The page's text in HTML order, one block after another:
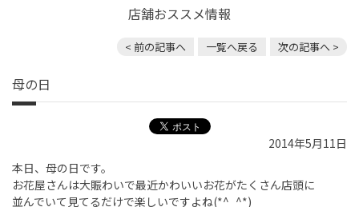
店舗おススメ情報
< 前の記事へ 一覧へ戻る 次の記事へ >
母の日
2014年5月11日
本日、母の日です。
お花屋さんは大賑わいで最近かわいいお花がたくさん店頭に
並んでいて見てるだけで楽しいですよね(*^_^*)